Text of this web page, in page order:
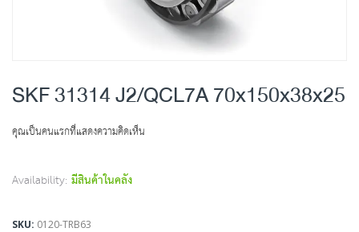
to
the
SKF 31314 J2/QCL7A 70x150x38x25
คุณเป็นคนแรกที่แสดงความคิดเห็น
Availability: มีสินค้าในคลัง
SKU 0120-TRB63